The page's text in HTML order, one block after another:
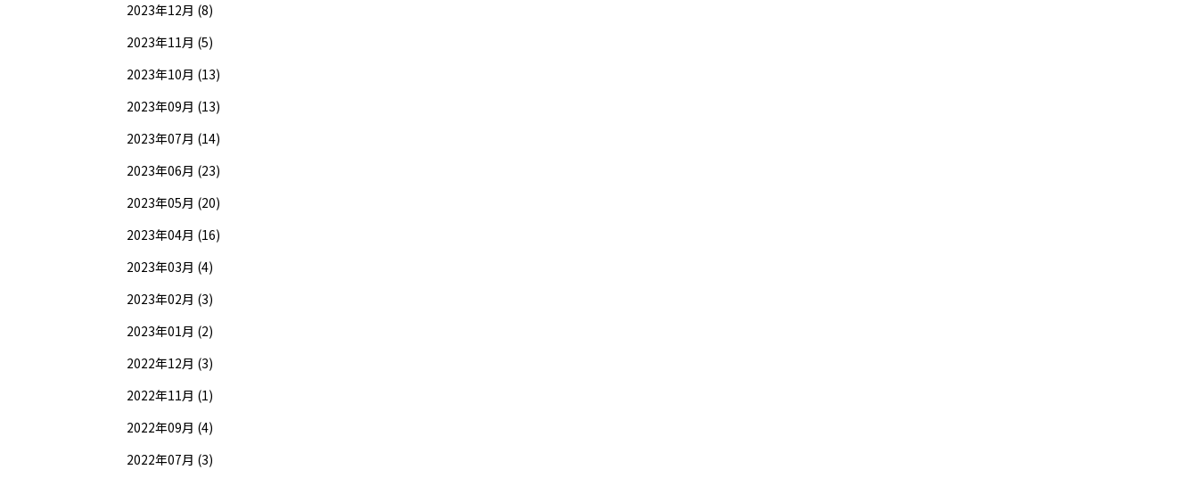
2023年12月 (8)
2023年11月 (5)
2023年10月 (13)
2023年09月 (13)
2023年07月 (14)
2023年06月 (23)
2023年05月 (20)
2023年04月 (16)
2023年03月 (4)
2023年02月 (3)
2023年01月 (2)
2022年12月 (3)
2022年11月 (1)
2022年09月 (4)
2022年07月 (3)